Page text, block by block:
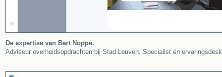
De expertise van Bart Noppe.
Adviseur overheidsopdrachten bij Stad Leuven. Specialist én